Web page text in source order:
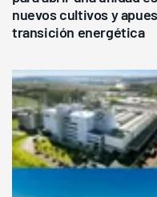
nuevos cultivos y
transición energética